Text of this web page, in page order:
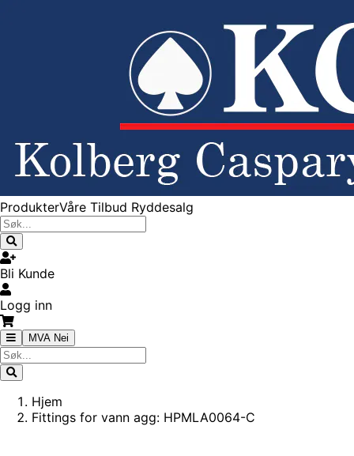
ProdukterVåre Tilbud Ryddesalg
Bli Kunde
Logg inn
MVA Nei
Hjem
Fittings for vann agg: HPMLA0064-C